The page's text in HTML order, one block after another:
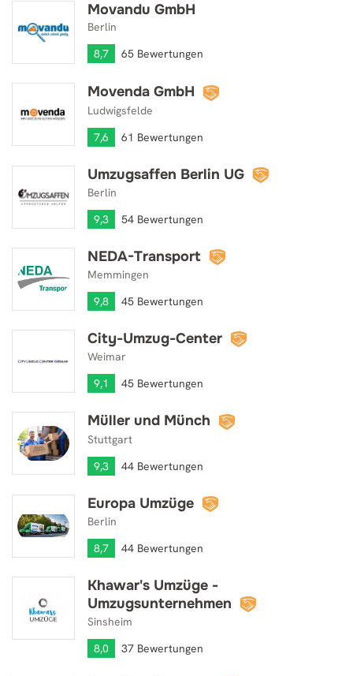
Movandu GmbH
Berlin
8,7
65 Bewertungen
Movandu GmbH
Movenda GmbH
Ludwigsfelde
7,6
61 Bewertungen
Movenda GmbH
Umzugsaffen Berlin UG
Berlin
9,3
54 Bewertungen
Umzugsaffen Berlin UG
NEDA-Transport
Memmingen
9,8
45 Bewertungen
NEDA-Transport
City-Umzug-Center
Weimar
9,1
45 Bewertungen
City-Umzug-Center
Müller und Münch
Stuttgart
9,3
44 Bewertungen
Müller und Münch
Europa Umzüge
Berlin
8,7
44 Bewertungen
Europa Umzüge
Khawar's Umzüge -
Umzugsunternehmen
Sinsheim
8,0
37 Bewertungen
Khawar's Umzüge - Umzugsunternehmen